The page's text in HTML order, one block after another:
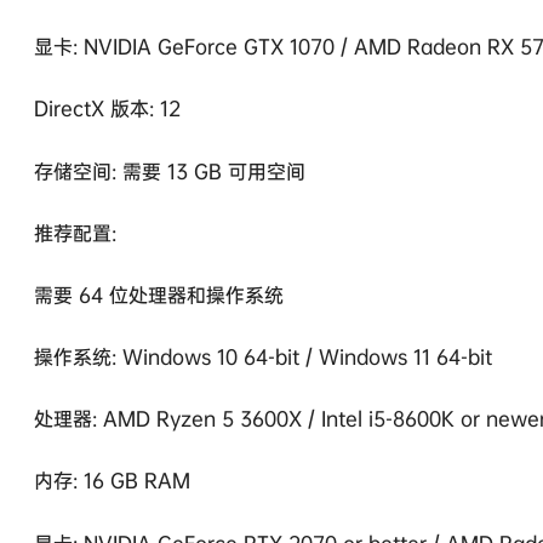
显卡: NVIDIA GeForce GTX 1070 / AMD Radeon RX
DirectX 版本: 12
存储空间: 需要 13 GB 可用空间
推荐配置:
需要 64 位处理器和操作系统
操作系统: Windows 10 64-bit / Windows 11 64-bit
处理器: AMD Ryzen 5 3600X / Intel i5-8600K or
内存: 16 GB RAM